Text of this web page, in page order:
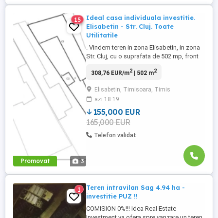
Promovat 3
15
Ideal casa individuala investitie.
Elisabetin - Str. Cluj. Toate
Utilitatile
. Vindem teren in zona Elisabetin, in zona
Str. Cluj, cu o suprafata de 502 mp, front
el. Dispune de toate utilitatile bransate,
urbanism de infornare valabil. Pretul
solicitat este de 155.000 Eur, usor
negociabil. .
308,76 EUR/m2| 502 m2
Elisabetin, Timisoara, Timis
azi 18:19
155,000 EUR
165,000 EUR
Telefon validat
1
Teren intravilan Sag 4.94 ha -
investitie PUZ !!
COMISION 0%!!! Idea Real Estate